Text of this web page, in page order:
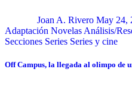
Joan A. Rivero May 24,
Adaptación Novelas Análisis/
Secciones Series Series y cine
Off Campus, la llegada al olimpo de